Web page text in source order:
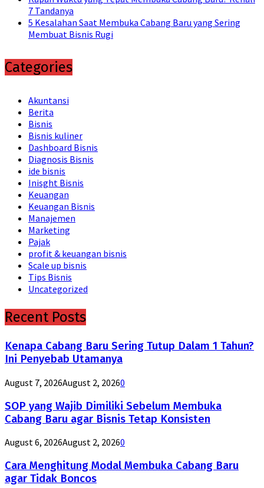
7 Tandanya
5 Kesalahan Saat Membuka Cabang Baru yang Sering
Membuat Bisnis Rugi
Categories
Akuntansi
Berita
Bisnis
Bisnis kuliner
Dashboard Bisnis
Diagnosis Bisnis
ide bisnis
Inisght Bisnis
Keuangan
Keuangan Bisnis
Manajemen
Marketing
Pajak
profit & keuangan bisnis
Scale up bisnis
Tips Bisnis
Uncategorized
Recent Posts
Kenapa Cabang Baru Sering Tutup Dalam 1 Tahun?
Ini Penyebab Utamanya
August 7, 2026August 2, 20260
SOP yang Wajib Dimiliki Sebelum Membuka
Cabang Baru agar Bisnis Tetap Konsisten
August 6, 2026August 2, 20260
Cara Menghitung Modal Membuka Cabang Baru
agar Tidak Boncos